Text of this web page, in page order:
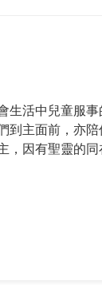
活中兒童服
主面前，亦陪
因有聖靈的同